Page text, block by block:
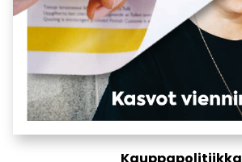
Kauppapolitiikka